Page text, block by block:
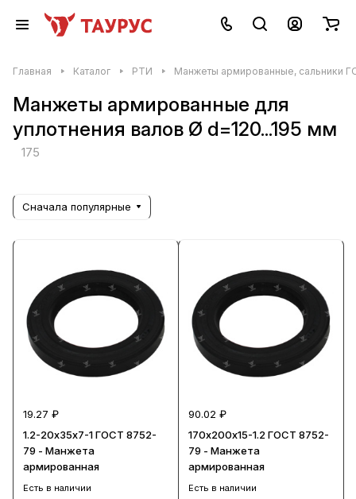
Главная Каталог РТИ Манжеты армированные, сальники
Манжеты армированные для
уплотнения валов Ø d=120...195 мм
175
Сначала популярные
19.27 ₽
1.2-20х35х7-1 ГОСТ 8752-
79 - Манжета
армированная
Есть в наличии
90.02 ₽
170х200х15-1.2 ГОСТ 8752-
79 - Манжета
армированная
Есть в наличии